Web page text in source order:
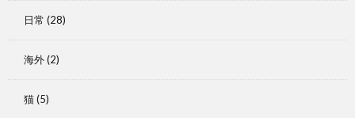
日常 (28)
海外(2)
猫(5)